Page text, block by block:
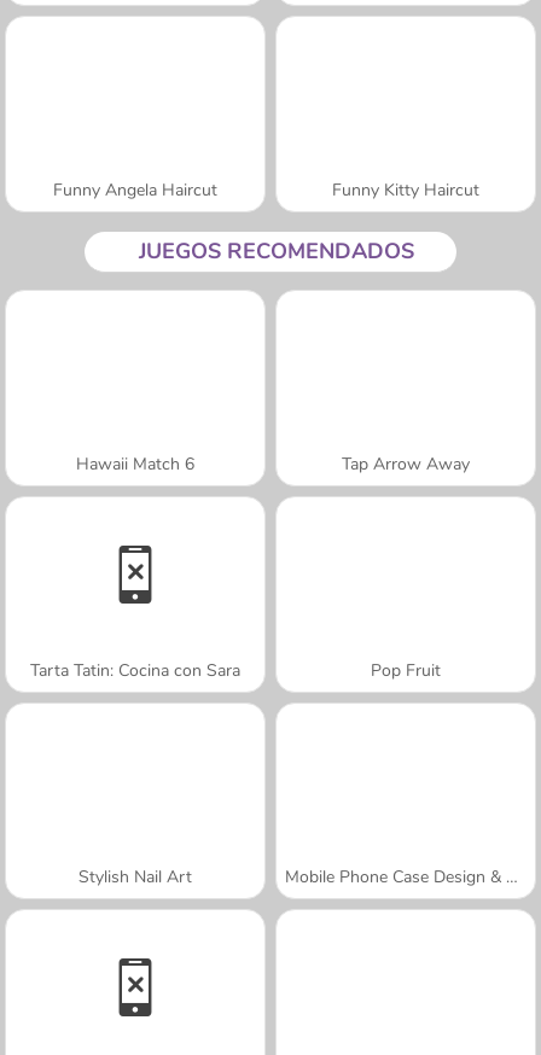
Funny Angela Haircut Funny Kitty Haircut
JUEGOS RECOMENDADOS
Hawaii Match 6 Tap Arrow Away
Tarta Tatin: Cocina con Sara Pop Fruit
Stylish Nail Art Mobile Phone Case Design & DIY